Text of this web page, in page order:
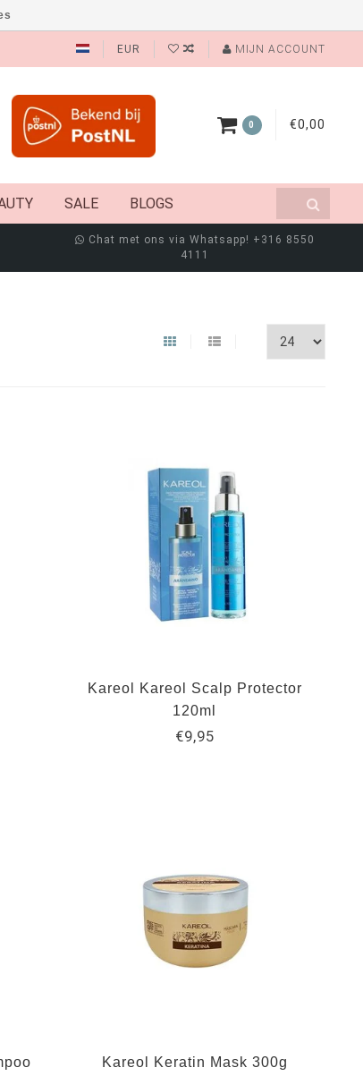
EUR MIJN ACCOUNT
0 €0,00
SALE BLOGS
Chat met ons via Whatsapp! +316 8550
4111
Kareol Kareol Scalp Protector
120ml
€9,95
Kareol Keratin Mask 300g